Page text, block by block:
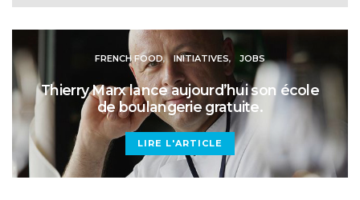
FRENCH FOOD INITIATIVES JOBS
Thierry Marx lance aujourd’hui son école
de boulangerie gratuite.
LIRE L'ARTICLE